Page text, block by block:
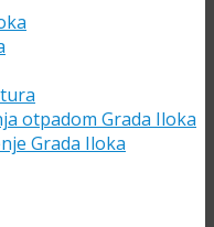
otpadom Grada Iloka
Grada Iloka